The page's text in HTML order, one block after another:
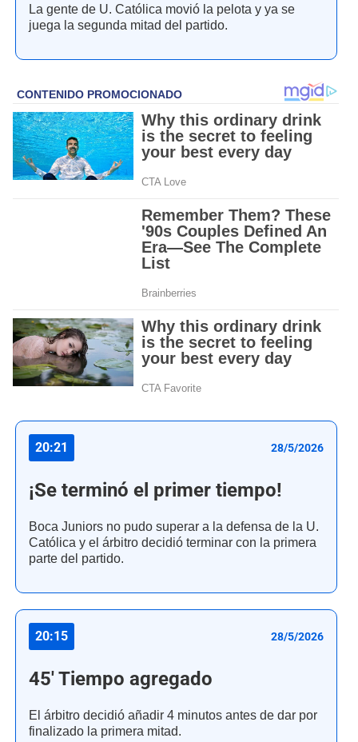
La gente de U. Católica movió la pelota y ya se
juega la segunda mitad del partido.
20:21 28/5/2026
¡Se terminó el primer tiempo!
Boca Juniors no pudo superar a la defensa de la U.
Católica y el árbitro decidió terminar con la primera
parte del partido.
20:15 28/5/2026
45' Tiempo agregado
El árbitro decidió añadir 4 minutos antes de dar por
finalizado la primera mitad.